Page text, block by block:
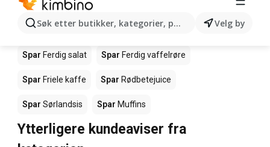
Søk etter butikker, kategorier, produkter...Velg by
Andre produkter i butikkene Spar
Spar Spar Makrell i tomat
Spar Ferdig salat Spar Ferdig vaffelrøre
Spar Friele kaffe Spar Rødbetejuice
Spar Sørlandsis Spar Muffins
Ytterligere kundeaviser fra